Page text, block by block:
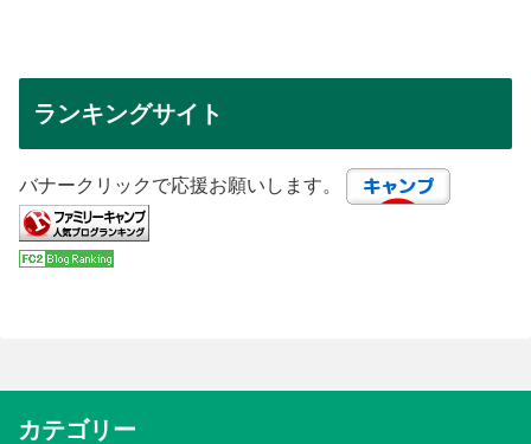
ランキングサイト
バナークリックで応援お願いします。
カテゴリー